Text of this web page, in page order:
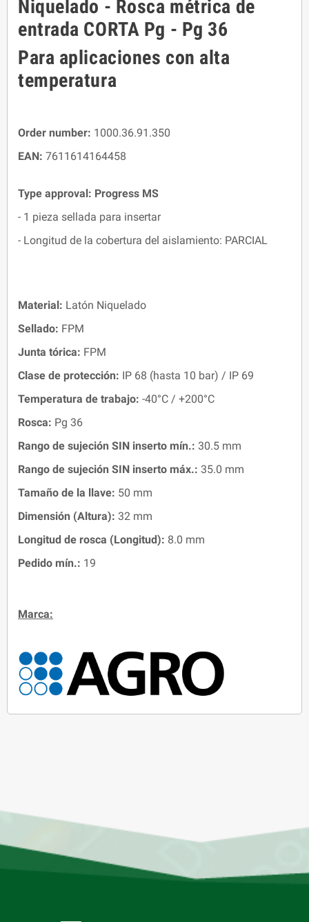
Niquelado - Rosca métrica de
entrada CORTA Pg - Pg 36
Para aplicaciones con alta
temperatura
Order number: 1000.36.91.350
EAN: 7611614164458
Type approval: Progress MS
- 1 pieza sellada para insertar
- Longitud de la cobertura del aislamiento: PARCIAL
Material: Latón Niquelado
Sellado: FPM
Junta tórica: FPM
Clase de protección: IP 68 (hasta 10 bar) / IP 69
Temperatura de trabajo: -40°C / +200°C
Rosca: Pg 36
Rango de sujeción SIN inserto mín.: 30.5 mm
Rango de sujeción SIN inserto máx.: 35.0 mm
Tamaño de la llave: 50 mm
Dimensión (Altura): 32 mm
Longitud de rosca (Longitud): 8.0 mm
Pedido mín.: 19
Marca: